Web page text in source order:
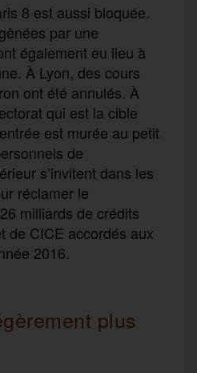
8 est aussi bloquée.
par une
également eu lieu à
À Lyon, des cours
ont été annulés. À
qui est la cible
est murée au petit
de
s’invitent dans les
réclamer le
milliards de crédits
de CICE accordés aux
2016.
plus